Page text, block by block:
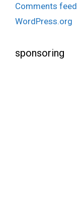
Comments feed
WordPress.org
sponsoring